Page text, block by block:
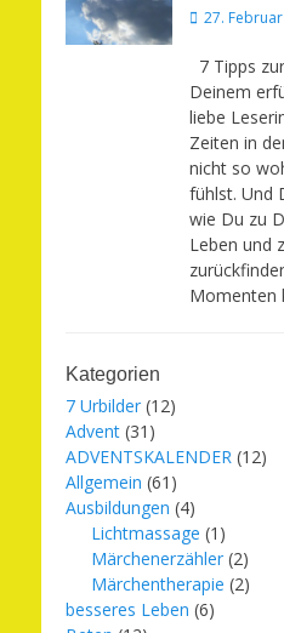
Veröffentlicht
27.
7 Tipps
Deinem
liebe
Zeiten in
nicht so
fühlst. Und
wie Du zu
Leben und
Momenten
Kategorien
7 Urbilder (12)
Advent (31)
ADVENTSKALENDER (12)
Allgemein (61)
Ausbildungen (4)
Lichtmassage (1)
Märchenerzähler (2)
Märchentherapie (2)
besseres Leben (6)